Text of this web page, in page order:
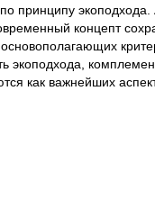
принципу экоподхода.
концепт
экоподхода,
как важнейших